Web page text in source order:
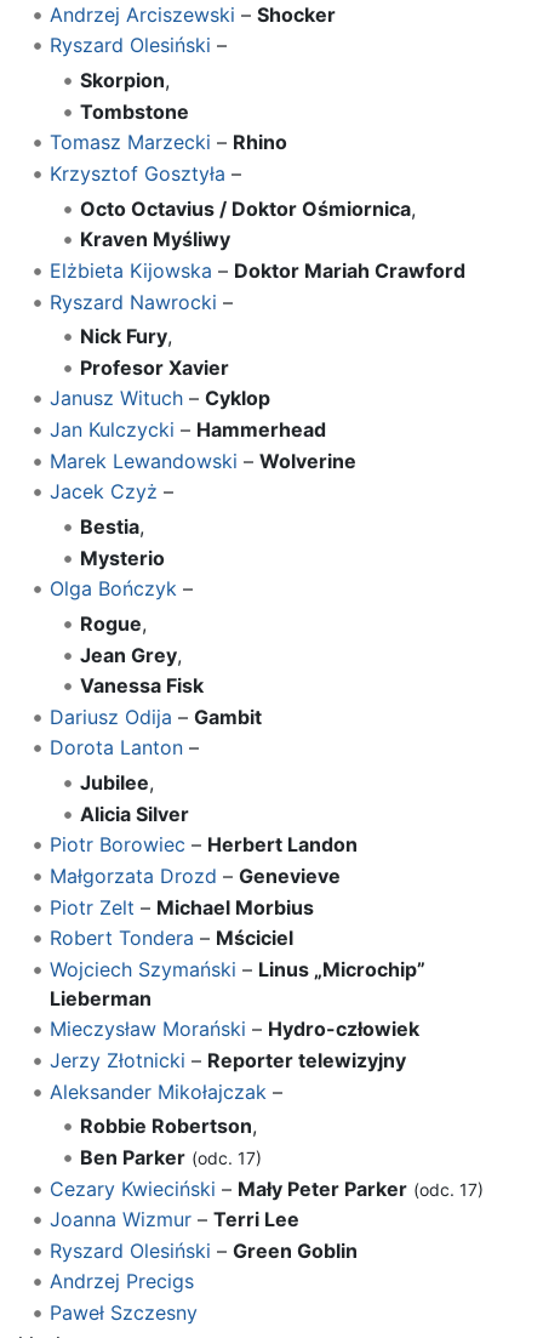
Andrzej Arciszewski – Shocker
Ryszard Olesiński –
Skorpion,
Tombstone
Tomasz Marzecki – Rhino
Krzysztof Gosztyła –
Octo Octavius / Doktor Ośmiornica,
Kraven Myśliwy
Elżbieta Kijowska – Doktor Mariah Crawford
Ryszard Nawrocki –
Nick Fury,
Profesor Xavier
Janusz Wituch– Cyklop
Jan Kulczycki – Hammerhead
Marek Lewandowski – Wolverine
Jacek Czyż –
Bestia,
Mysterio
Olga Bończyk–
Rogue,
Jean Grey,
Vanessa Fisk
Dariusz Odija – Gambit
Dorota Lanton–
Jubilee,
Alicia Silver
Piotr Borowiec – Herbert Landon
Małgorzata Drozd – Genevieve
Piotr Zelt – Michael Morbius
Robert Tondera – Mściciel
Wojciech Szymański – Linus „Microchip”
Lieberman
Mieczysław Morański – Hydro-człowiek
Jerzy Złotnicki – Reporter telewizyjny
Aleksander Mikołajczak –
Robbie Robertson,
Ben Parker (odc. 17)
Cezary Kwieciński – Mały Peter Parker (odc. 17)
Joanna Wizmur– Terri Lee
Ryszard Olesiński – Green Goblin
Andrzej Precigs
Paweł Szczesny